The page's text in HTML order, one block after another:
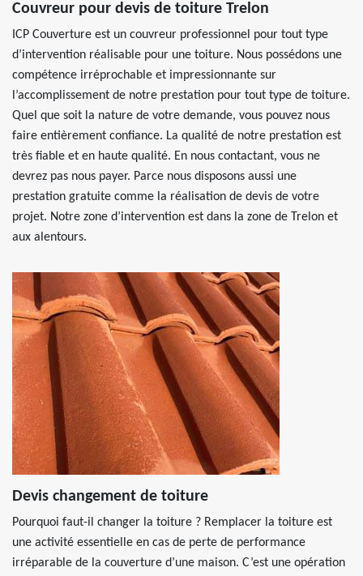
Couvreur pour devis de toiture Trelon
ICP Couverture est un couvreur professionnel pour tout type
d’intervention réalisable pour une toiture. Nous possédons une
compétence irréprochable et impressionnante sur
l’accomplissement de notre prestation pour tout type de toiture.
Quel que soit la nature de votre demande, vous pouvez nous
faire entièrement confiance. La qualité de notre prestation est
très fiable et en haute qualité. En nous contactant, vous ne
devrez pas nous payer. Parce nous disposons aussi une
prestation gratuite comme la réalisation de devis de votre
projet. Notre zone d’intervention est dans la zone de Trelon et
aux alentours.
Devis changement de toiture
Pourquoi faut-il changer la toiture ? Remplacer la toiture est
une activité essentielle en cas de perte de performance
irréparable de la couverture d’une maison. C’est une opération